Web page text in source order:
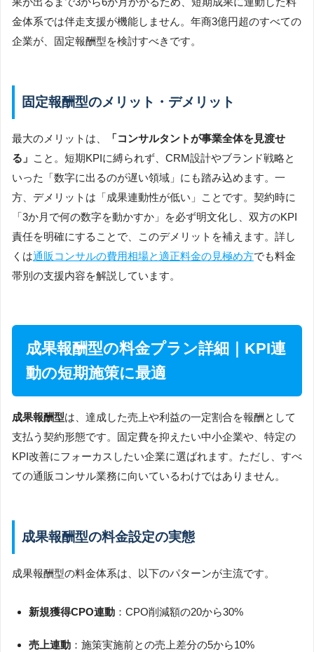
金体系では伴走支援が機能しません。年商3億円超のすべての
企業が、固定報酬型を検討すべきです。
固定報酬型のメリット・デメリット
最大のメリットは、
「コンサルタントが事業全体を見渡せ
る」 こと。短期KPIに縛られず、CRM設計やブランド戦略と
いった「数字に出るのが遅い領域」にも踏み込めます。一
方、デメリットは「成果連動性が低い」ことです。契約時に
「3か月で何の数字を動かすか」を必ず明文化し、双方のKPI
責任を明確にすることで、このデメリットを補えます。詳し
くは通販コンサルの費用相場と適正料金の見極め方でも料金
帯別の支援内容を解説しています。
成果報酬型の料金プラン詳細｜KPI連
動の短期施策に最適
成果報酬型は、達成した売上や利益の一定割合を報酬として
支払う契約形態です。固定費を抑えたい中小企業や、特定の
KPI改善にフォーカスしたい企業に選ばれます。ただし、すべ
ての通販コンサル業務に向いているわけではありません。
成果報酬型の料金設定の実態
成果報酬型の料金体系は、以下のパターンが主流です。
新規獲得CPO連動 ：CPO削減額の20から30%
売上連動 ：施策実施前との売上差分の5から10%